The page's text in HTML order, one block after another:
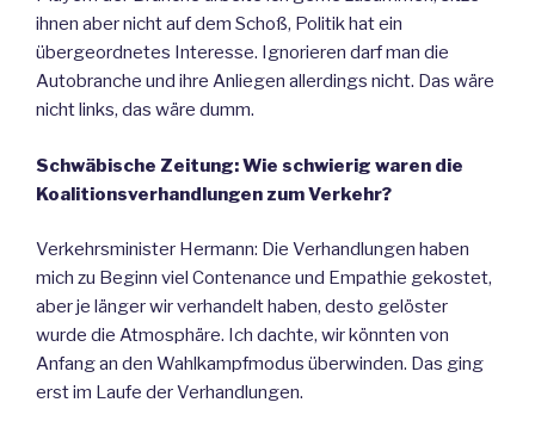
ihnen aber nicht auf dem Schoß, Politik hat ein
übergeordnetes Interesse. Ignorieren darf man die
Autobranche und ihre Anliegen allerdings nicht. Das wäre
nicht links, das wäre dumm.
Schwäbische Zeitung: Wie schwierig waren die
Koalitionsverhandlungen zum Verkehr?
Verkehrsminister Hermann: Die Verhandlungen haben
mich zu Beginn viel Contenance und Empathie gekostet,
aber je länger wir verhandelt haben, desto gelöster
wurde die Atmosphäre. Ich dachte, wir könnten von
Anfang an den Wahlkampfmodus überwinden. Das ging
erst im Laufe der Verhandlungen.